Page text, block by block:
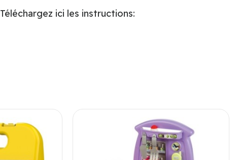
Téléchargez ici les instructions: